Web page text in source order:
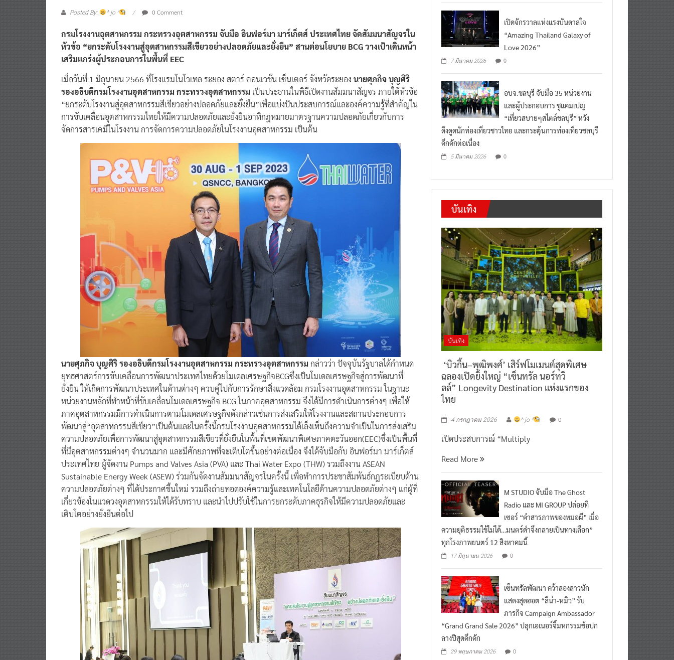
Posted By: ^ jo ^ 0 Comment
กรมโรงงานอุตสาหกรรม กระทรวงอุตสาหกรรม จับมือ อินฟอร์มา มาร์เก็ตส์ ประเทศไทย จัดสัมมนาสัญจรใน
หัวข้อ “ยกระดับโรงงานสู่อุตสาหกรรมสีเขียวอย่างปลอดภัยและยั่งยืน” สานต่อนโยบาย BCG วางเป้าเดินหน้า
เสริมแกร่งผู้ประกอบการในพื้นที่ EEC
เมื่อวันที่ 1 มิถุนายน 2566 ที่โรงแรมโนโวเทล ระยอง สตาร์ คอนเวชั่น เซ็นเตอร์ จังหวัดระยอง นายศุภกิจ บุญศิริ
รองอธิบดีกรมโรงงานอุตสาหกรรม กระทรวงอุตสาหกรรม เป็นประธานในพิธีเปิดงานสัมมนาสัญจร ภายใต้หัวข้อ
“ยกระดับโรงงานสู่อุตสาหกรรมสีเขียวอย่างปลอดภัยและยั่งยืน”เพื่อแบ่งปันประสบการณ์และองค์ความรู้ที่สำคัญใน
การขับเคลื่อนอุตสาหกรรมไทยให้มีความปลอดภัยและยั่งยืนอาทิกฎหมายมาตรฐานความปลอดภัยเกี่ยวกับการ
จัดการสารเคมีในโรงงาน การจัดการความปลอดภัยในโรงงานอุตสาหกรรม เป็นต้น
นายศุภกิจ บุญศิริ รองอธิบดีกรมโรงงานอุตสาหกรรม กระทรวงอุตสาหกรรม กล่าวว่า ปัจจุบันรัฐบาลได้กำหนด
ยุทธศาสตร์การขับเคลื่อนการพัฒนาประเทศไทยด้วยโมเดลเศรษฐกิจBCGซึ่งเป็นโมเดลเศรษฐกิจสู่การพัฒนาที่
ยั่งยืน ให้เกิดการพัฒนาประเทศในด้านต่างๆ ควบคู่ไปกับการรักษาสิ่งแวดล้อม กรมโรงงานอุตสาหกรรม ในฐานะ
หน่วยงานหลักที่ทำหน้าที่ขับเคลื่อนโมเดลเศรษฐกิจ BCG ในภาคอุตสาหกรรม จึงได้มีการดำเนินการต่างๆ เพื่อให้
ภาคอุตสาหกรรมมีการดำเนินการตามโมเดลเศรษฐกิจดังกล่าวเช่นการส่งเสริมให้โรงงานและสถานประกอบการ
พัฒนาสู่“อุตสาหกรรมสีเขียว”เป็นต้นและในครั้งนี้กรมโรงงานอุตสาหกรรมได้เล็งเห็นถึงความจำเป็นในการส่งเสริม
ความปลอดภัยเพื่อการพัฒนาสู่อุตสาหกรรมสีเขียวที่ยั่งยืนในพื้นที่เขตพัฒนาพิเศษภาคตะวันออก(EEC)ซึ่งเป็นพื้นที่
ที่มีอุตสาหกรรมต่างๆ จำนวนมาก และมีศักยภาพที่จะเติบโตขึ้นอย่างต่อเนื่อง จึงได้จับมือกับ อินฟอร์มา มาร์เก็ตส์
ประเทศไทย ผู้จัดงาน Pumps and Valves Asia (PVA) และ Thai Water Expo (THW) รวมถึงงาน ASEAN
Sustainable Energy Week (ASEW) ร่วมกันจัดงานสัมมนาสัญจรในครั้งนี้ เพื่อทำการประชาสัมพันธ์กฎระเบียบด้าน
ความปลอดภัยต่างๆ ที่ได้ประกาศขึ้นใหม่ รวมถึงถ่ายทอดองค์ความรู้และเทคโนโลยีด้านความปลอดภัยต่างๆ แก่ผู้ที่
เกี่ยวข้องในแวดวงอุตสาหกรรมให้ได้รับทราบ และนำไปปรับใช้ในการยกระดับภาคธุรกิจให้มีความปลอดภัยและ
เติบโตอย่างยั่งยืนต่อไป
เปิดจักรวาลแห่งแรงบันดาลใจ
“Amazing Thailand Galaxy of
Love 2026”
7 มีนาคม 2026 0
อบจ.ชลบุรี จับมือ 35 หน่วยงาน
และผู้ประกอบการ ชูแคมเปญ
“เที่ยวสบายๆสไตล์ชลบุรี” หวัง
ดึงดูดนักท่องเที่ยวชาวไทย และกระตุ้นการท่องเที่ยวชลบุรี
คึกคักต่อเนื่อง
5 มีนาคม 2026 0
บันเทิง
บันเทิง
‘บิวกิ้น–พุฒิพงศ์’ เสิร์ฟโมเมนต์สุดพิเศษ
ฉลองเปิดยิ่งใหญ่ “เซ็นทรัล นอร์ทวิ
ลล์” Longevity Destination แห่งแรกของ
ไทย
4 กรกฎาคม 2026 ^ jo ^ 0
เปิดประสบการณ์ “Multiply
Read More
M STUDIO จับมือ The Ghost
Radio และ MI GROUP ปล่อยที
เซอร์ “คำสารภาพของหมอผี” เมื่อ
ความยุติธรรมใช้ไม่ได้…มนตร์ดำจึงกลายเป็นทางเลือก”
ทุกโรงภาพยนตร์ 12 สิงหาคมนี้
17 มิถุนายน 2026 0
เซ็นทรัลพัฒนา คว้าสองสาวนัก
แสดงสุดฮอต “ลีน่า-หมิว” รับ
ภารกิจ Campaign Ambassador
“Grand Grand Sale 2026” ปลุกเอเนอร์จี้มหกรรมช้อปก
ลางปีสุดคึกคัก
29 พฤษภาคม 2026 0